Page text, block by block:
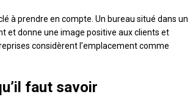
à prendre en compte. Un bureau situé dans un
et donne une image positive aux clients et
considèrent l’emplacement comme
faut savoir